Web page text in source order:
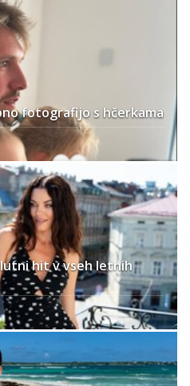
fotografijo s hčerkama
hit v vseh letnih